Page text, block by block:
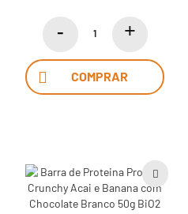
COMPRAR